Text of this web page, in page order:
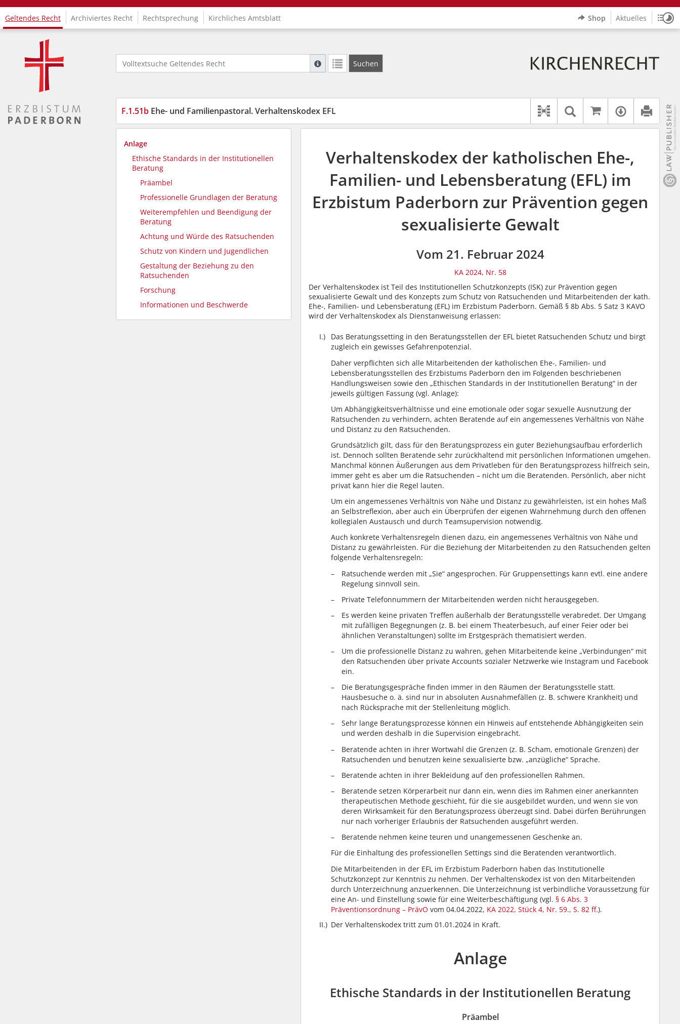
Logo Fachinformationssystem Kirchenrecht
Geltendes Recht Archiviertes Recht Rechtsprechung Kirchliches Amtsblatt Shop Aktuelles
Volltextsuche Geltendes Recht
Suche mit Platzhalter "*", Bsp. Pfarrer*, findet auch: "Pfarrerinitiative" oder "Pfarrerausschuss".
Suchen
F.1.51b Ehe- und Familienpastoral. Verhaltenskodex EFL
Dokument-Beziehungen
Textsuche im
Auf
Anlage
Ethische Standards in der Institutionellen
Beratung
Präambel
Professionelle Grundlagen der Beratung
Weiterempfehlen und Beendigung der
Beratung
Achtung und Würde des Ratsuchenden
Schutz von Kindern und Jugendlichen
Gestaltung der Beziehung zu den
Ratsuchenden
Forschung
Informationen und Beschwerde
Verhaltenskodex der katholischen Ehe-,
Familien- und Lebensberatung (EFL) im
Erzbistum Paderborn zur Prävention gegen
sexualisierte Gewalt
Vom 21. Februar 2024
KA 2024, Nr. 58
Der Verhaltenskodex ist Teil des Institutionellen Schutzkonzepts (ISK) zur Prävention gegen
sexualisierte Gewalt und des Konzepts zum Schutz von Ratsuchenden und Mitarbeitenden der kath.
Ehe-, Familien- und Lebensberatung (EFL) im Erzbistum Paderborn. Gemäß § 8b Abs. 5 Satz 3 KAVO
wird der Verhaltenskodex als Dienstanweisung erlassen:
I.)
Das Beratungssetting in den Beratungsstellen der EFL bietet Ratsuchenden Schutz und birgt
zugleich ein gewisses Gefahrenpotenzial.
Daher verpflichten sich alle Mitarbeitenden der katholischen Ehe-, Familien- und
Lebensberatungsstellen des Erzbistums Paderborn den im Folgenden beschriebenen
Handlungsweisen sowie den „Ethischen Standards in der Institutionellen Beratung“ in der
jeweils gültigen Fassung (vgl. Anlage):
Um Abhängigkeitsverhältnisse und eine emotionale oder sogar sexuelle Ausnutzung der
Ratsuchenden zu verhindern, achten Beratende auf ein angemessenes Verhältnis von Nähe
und Distanz zu den Ratsuchenden.
Grundsätzlich gilt, dass für den Beratungsprozess ein guter Beziehungsaufbau erforderlich
ist. Dennoch sollten Beratende sehr zurückhaltend mit persönlichen Informationen umgehen.
Manchmal können Äußerungen aus dem Privatleben für den Beratungsprozess hilfreich sein,
immer geht es aber um die Ratsuchenden – nicht um die Beratenden. Persönlich, aber nicht
privat kann hier die Regel lauten.
Um ein angemessenes Verhältnis von Nähe und Distanz zu gewährleisten, ist ein hohes Maß
an Selbstreflexion, aber auch ein Überprüfen der eigenen Wahrnehmung durch den offenen
kollegialen Austausch und durch Teamsupervision notwendig.
Auch konkrete Verhaltensregeln dienen dazu, ein angemessenes Verhältnis von Nähe und
Distanz zu gewährleisten. Für die Beziehung der Mitarbeitenden zu den Ratsuchenden gelten
folgende Verhaltensregeln:
Ratsuchende werden mit „Sie“ angesprochen. Für Gruppensettings kann evtl. eine andere
Regelung sinnvoll sein.
Private Telefonnummern der Mitarbeitenden werden nicht herausgegeben.
Es werden keine privaten Treffen außerhalb der Beratungsstelle verabredet. Der Umgang
mit zufälligen Begegnungen (z. B. bei einem Theaterbesuch, auf einer Feier oder bei
ähnlichen Veranstaltungen) sollte im Erstgespräch thematisiert werden.
Um die professionelle Distanz zu wahren, gehen Mitarbeitende keine „Verbindungen“ mit
den Ratsuchenden über private Accounts sozialer Netzwerke wie Instagram und Facebook
ein.
Die Beratungsgespräche finden immer in den Räumen der Beratungsstelle statt.
Hausbesuche o. ä. sind nur in absoluten Ausnahmefällen (z. B. schwere Krankheit) und
nach Rücksprache mit der Stellenleitung möglich.
Sehr lange Beratungsprozesse können ein Hinweis auf entstehende Abhängigkeiten sein
und werden deshalb in die Supervision eingebracht.
Beratende achten in ihrer Wortwahl die Grenzen (z. B. Scham, emotionale Grenzen) der
Ratsuchenden und benutzen keine sexualisierte bzw. „anzügliche“ Sprache.
Beratende achten in ihrer Bekleidung auf den professionellen Rahmen.
Beratende setzen Körperarbeit nur dann ein, wenn dies im Rahmen einer anerkannten
therapeutischen Methode geschieht, für die sie ausgebildet wurden, und wenn sie von
deren Wirksamkeit für den Beratungsprozess überzeugt sind. Dabei dürfen Berührungen
nur nach vorheriger Erlaubnis der Ratsuchenden ausgeführt werden.
Beratende nehmen keine teuren und unangemessenen Geschenke an.
Für die Einhaltung des professionellen Settings sind die Beratenden verantwortlich.
Die Mitarbeitenden in der EFL im Erzbistum Paderborn haben das Institutionelle
Schutzkonzept zur Kenntnis zu nehmen. Der Verhaltenskodex ist von den Mitarbeitenden
durch Unterzeichnung anzuerkennen. Die Unterzeichnung ist verbindliche Voraussetzung für
eine An- und Einstellung sowie für eine Weiterbeschäftigung (vgl. § 6 Abs. 3
Präventionsordnung – PrävO vom 04.04.2022, KA 2022, Stück 4, Nr. 59., S. 82 ff.).
II.) Der Verhaltenskodex tritt zum 01.01.2024 in Kraft.
Anlage
Ethische Standards in der Institutionellen Beratung
Präambel
wbv